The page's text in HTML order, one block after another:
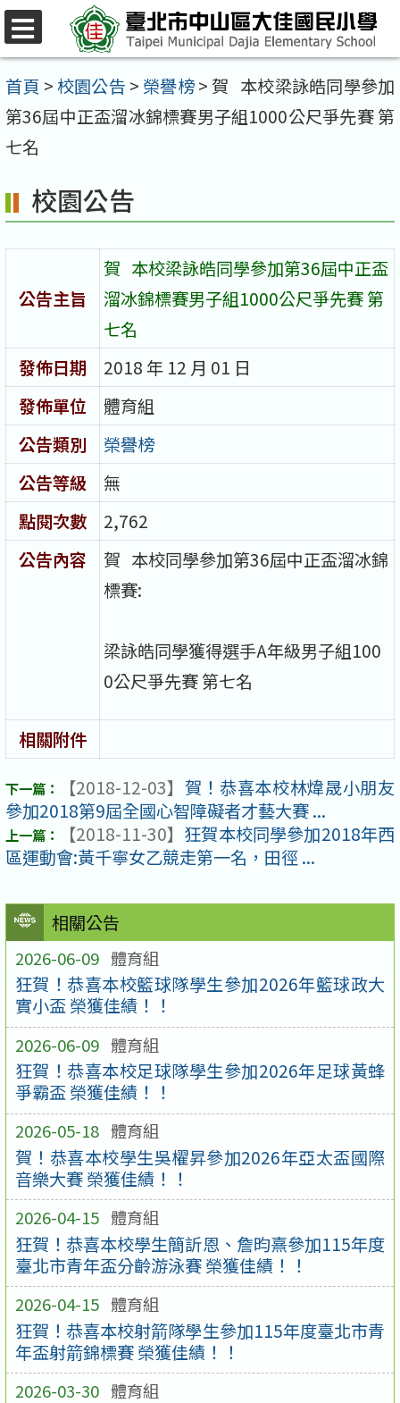
跳
至
主
要
內
區
首頁 >校園公告 > 榮譽榜> 賀 本校梁詠皓同學參加
第36屆中正盃溜冰錦標賽男子組1000公尺爭先賽 第
七名
相關公告
2026-06-09 體育組
狂賀！恭喜本校籃球隊學生參加2026年籃球政大
實小盃 榮獲佳績！！
2026-06-09 體育組
狂賀！恭喜本校足球隊學生參加2026年足球黃蜂
爭霸盃 榮獲佳績！！
2026-05-18 體育組
賀！恭喜本校學生吳櫂昇參加2026年亞太盃國際
音樂大賽 榮獲佳績！！
2026-04-15 體育組
狂賀！恭喜本校學生簡訢恩、詹昀熹參加115年度
臺北市青年盃分齡游泳賽 榮獲佳績！！
2026-04-15 體育組
狂賀！恭喜本校射箭隊學生參加115年度臺北市青
年盃射箭錦標賽 榮獲佳績！！
2026-03-30 體育組
校園公告
公告主旨
賀 本校梁詠皓同學參加第36屆中正盃
溜冰錦標賽男子組1000公尺爭先賽 第
七名
發佈日期
2018 年 12 月 01 日
發佈單位
體育組
公告類別
榮譽榜
公告等級
無
點閱次數
2,762
公告內容
賀 本校同學參加第36屆中正盃溜冰錦
標賽:
梁詠皓同學獲得選手A年級男子組100
0公尺爭先賽 第七名
相關附件
【2018-12-03】 賀！恭喜本校林煒晟小朋友
參加2018第9屆全國心智障礙者才藝大賽 ...
【2018-11-30】 狂賀本校同學參加2018年西
區運動會:黃千寧女乙競走第一名，田徑 ...
選
單